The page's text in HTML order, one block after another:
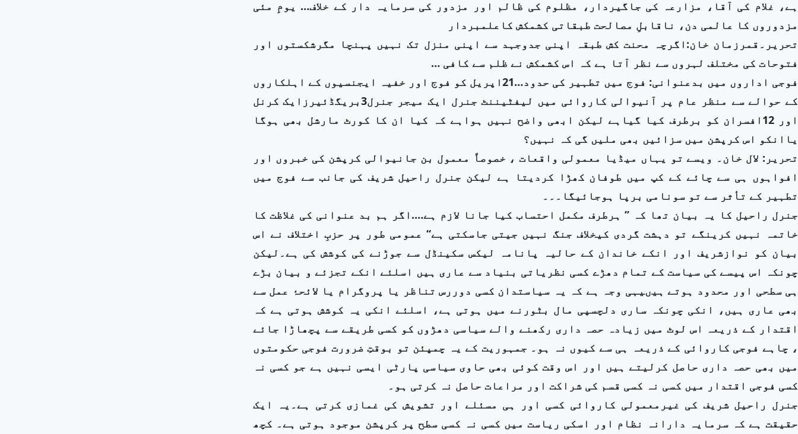
ہے، غلام کی آقا، مزارعہ کی جاگیردار، مظلوم کی ظالم اور مزدور کی سرمایہ دار کے خلاف… یومِ مئی
مزدوروں کا عالمی دن، ناقابلِ مصالحت طبقاتی کشمکش کاعلمبردار
تحریر۔قمرزمان خان:اگرچہ محنت کش طبقہ اپنی جدوجہد سے اپنی منزل تک نہیں پہنچا مگرشکستوں اور
فتوحات کی مختلف لہروں سے نظر آتا ہے کہ اس کشمکش نے ظلم سے کافی …
فوجی اداروں میں بدعنوانی: فوج میں تطہیر کی حدود…21اپریل کو فوج اور خفیہ ایجنسیوں کے اہلکاروں
کے حوالے سے منظر عام پر آنیوالی کاروائی میں لیفٹیننٹ جنرل ایک میجر جنرل3بریگڈئیرزایک کرنل
اور 12افسران کو برطرف کیا گیاہے لیکن ابھی واضح نہیں ہواہے کہ کیا ان کا کورٹ مارشل بھی ہوگا
یاانکو اس کرپشن میں سزائیں بھی ملیں گی کہ نہیں؟
تحریر: لال خان۔ ویسے تو یہاں میڈیا معمولی واقعات ، خصوصاً معمول بن جانیوالی کرپشن کی خبروں اور
افواہوں ہی سے چائے کے کپ میں طوفان کھڑا کردیتا ہے لیکن جنرل راحیل شریف کی جانب سے فوج میں
تطہیر کے تأثر سے تو سونامی برپا ہوجائیگا۔۔۔
جنرل راحیل کا یہ بیان تھا کہ ’’ ہرطرف مکمل احتساب کیا جانا لازم ہے….اگر ہم بد عنوانی کی غلاظت کا
خاتمہ نہیں کرینگے تو دہشت گردی کیخلاف جنگ نہیں جیتی جاسکتی ہے‘‘ عمومی طور پر حزبِ اختلاف نے اس
بیان کو نوازشریف اور انکے خاندان کے حالیہ پانامہ لیکس سکینڈل سے جوڑنے کی کوشش کی ہے۔لیکن
چونکہ اس پیسے کی سیاست کے تمام دھڑے کسی نظریاتی بنیاد سے عاری ہیں اسلئے انکے تجزئے و بیان بڑے
ہی سطحی اور محدود ہوتے ہیںیہی وجہ ہے کہ یہ سیاستدان کسی دوررس تناظر یا پروگرام یا لائحۂ عمل سے
بھی عاری ہیں، انکی چونکہ ساری دلچسپی مال بٹورنے میں ہوتی ہے، اسلئے انکی یہ کوشش ہوتی ہے کہ
اقتدار کے ذریعہ اس لوٹ میں زیادہ حصہ داری رکھنے والے سیاسی دھڑوں کو کسی طریقے سے پچھاڑا جائے
، چاہے فوجی کاروائی کے ذریعہ ہی سے کیوں نہ ہو۔ جمہوریت کے یہ چمپئن تو بوقتِ ضرورت فوجی حکومتوں
میں بھی حصہ داری حاصل کرلیتے ہیں اور اس وقت کوئی بھی حاوی سیاسی پارٹی ایسی نہیں ہے جو کسی نہ
کسی فوجی اقتدار میں کسی نہ کسی قسم کی شراکت اور مراعات حاصل نہ کرتی ہو۔
جنرل راحیل شریف کی غیرمعمولی کاروائی کسی اور ہی مسئلے اور تشویش کی غمازی کرتی ہے۔یہ ایک
حقیقت ہے کہ سرمایہ دارانہ نظام اور اسکی ریاست میں کسی نہ کسی سطح پر کرپشن موجود ہوتی ہے۔ کچھ